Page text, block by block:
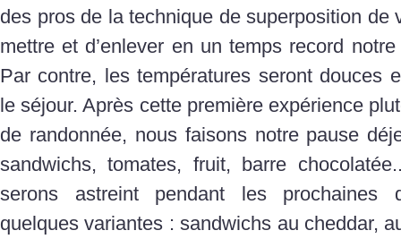
des pros de la technique de superposition de
mettre et d’enlever en un temps record
Par contre, les températures seront douces
le séjour. Après cette première expérience
de randonnée, nous faisons notre pause
sandwichs, tomates, fruit, barre
serons astreint pendant les prochaines
quelques variantes : sandwichs au cheddar,